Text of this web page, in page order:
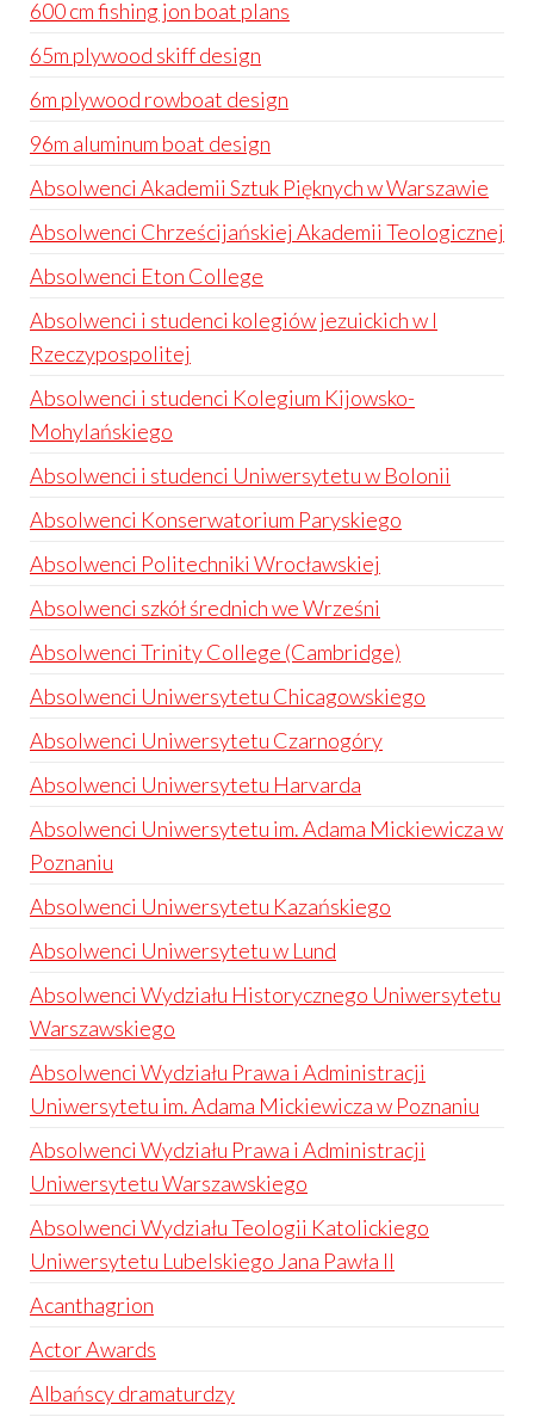
600 cm fishing jon boat plans
65m plywood skiff design
6m plywood rowboat design
96m aluminum boat design
Absolwenci Akademii Sztuk Pięknych w Warszawie
Absolwenci Chrześcijańskiej Akademii Teologicznej
Absolwenci Eton College
Absolwenci i studenci kolegiów jezuickich w I
Rzeczypospolitej
Absolwenci i studenci Kolegium Kijowsko-
Mohylańskiego
Absolwenci i studenci Uniwersytetu w Bolonii
Absolwenci Konserwatorium Paryskiego
Absolwenci Politechniki Wrocławskiej
Absolwenci szkół średnich we Wrześni
Absolwenci Trinity College (Cambridge)
Absolwenci Uniwersytetu Chicagowskiego
Absolwenci Uniwersytetu Czarnogóry
Absolwenci Uniwersytetu Harvarda
Absolwenci Uniwersytetu im. Adama Mickiewicza w
Poznaniu
Absolwenci Uniwersytetu Kazańskiego
Absolwenci Uniwersytetu w Lund
Absolwenci Wydziału Historycznego Uniwersytetu
Warszawskiego
Absolwenci Wydziału Prawa i Administracji
Uniwersytetu im. Adama Mickiewicza w Poznaniu
Absolwenci Wydziału Prawa i Administracji
Uniwersytetu Warszawskiego
Absolwenci Wydziału Teologii Katolickiego
Uniwersytetu Lubelskiego Jana Pawła II
Acanthagrion
Actor Awards
Albańscy dramaturdzy